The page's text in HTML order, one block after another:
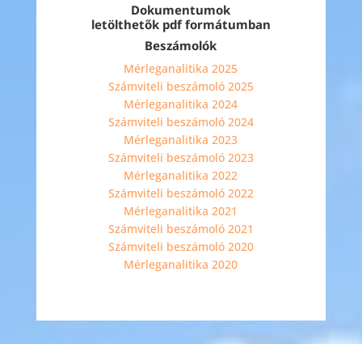
Dokumentumok
letölthetők pdf formátumban
Beszámolók
Mérleganalitika 2025
Számviteli beszámoló 2025
Mérleganalitika 2024
Számviteli beszámoló 2024
Mérleganalitika 2023
Számviteli beszámoló 2023
Mérleganalitika 2022
Számviteli beszámoló 2022
Mérleganalitika 2021
Számviteli beszámoló 2021
Számviteli beszámoló 2020
Mérleganalitika 2020